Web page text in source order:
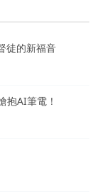
徒的新福音
抱AI筆電！